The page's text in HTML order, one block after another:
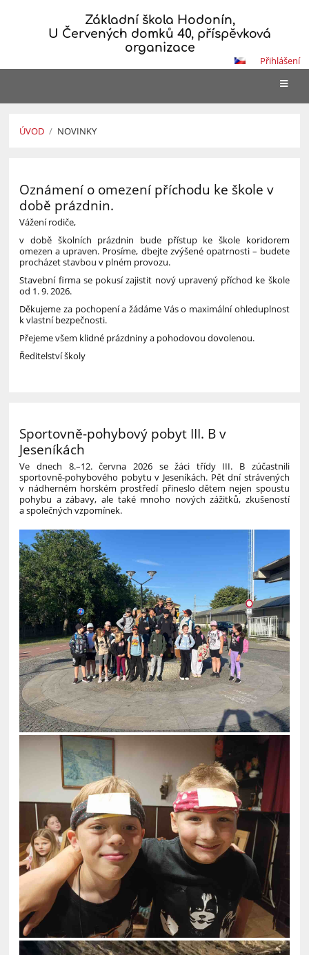
Základní škola Hodonín,
U Červených domků 40, příspěvková
organizace
Přihlášení
ÚVOD / NOVINKY
Oznámení o omezení příchodu ke škole v
době prázdnin.
Vážení rodiče,
v době školních prázdnin bude přístup ke škole koridorem
omezen a upraven. Prosíme, dbejte zvýšené opatrnosti – budete
procházet stavbou v plném provozu.
Stavební firma se pokusí zajistit nový upravený příchod ke škole
od 1. 9. 2026.
Děkujeme za pochopení a žádáme Vás o maximální ohleduplnost
k vlastní bezpečnosti.
Přejeme všem klidné prázdniny a pohodovou dovolenou.
Ředitelství školy
Sportovně-pohybový pobyt III. B v
Jeseníkách
Ve dnech 8.–12. června 2026 se žáci třídy III. B zúčastnili
sportovně-pohybového pobytu v Jeseníkách. Pět dní strávených
v nádherném horském prostředí přineslo dětem nejen spoustu
pohybu a zábavy, ale také mnoho nových zážitků, zkušeností
a společných vzpomínek.